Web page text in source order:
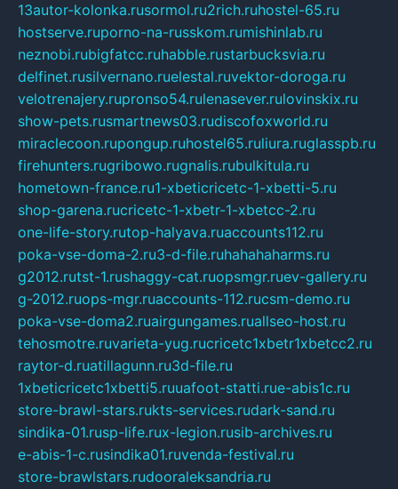
13autor-kolonka.rusormol.ru2rich.ruhostel-65.ru
hostserve.ruporno-na-russkom.rumishinlab.ru
neznobi.rubigfatcc.ruhabble.rustarbucksvia.ru
delfinet.rusilvernano.ruelestal.ruvektor-doroga.ru
velotrenajery.rupronso54.rulenasever.rulovinskix.ru
show-pets.rusmartnews03.rudiscofoxworld.ru
miraclecoon.rupongup.ruhostel65.ruliura.ruglasspb.ru
firehunters.rugribowo.rugnalis.rubulkitula.ru
hometown-france.ru1-xbeticricetc-1-xbetti-5.ru
shop-garena.rucricetc-1-xbetr-1-xbetcc-2.ru
one-life-story.rutop-halyava.ruaccounts112.ru
poka-vse-doma-2.ru3-d-file.ruhahahaharms.ru
g2012.rutst-1.rushaggy-cat.ruopsmgr.ruev-gallery.ru
g-2012.ruops-mgr.ruaccounts-112.rucsm-demo.ru
poka-vse-doma2.ruairgungames.ruallseo-host.ru
tehosmotre.ruvarieta-yug.rucricetc1xbetr1xbetcc2.ru
raytor-d.ruatillagunn.ru3d-file.ru
1xbeticricetc1xbetti5.ruuafoot-statti.rue-abis1c.ru
store-brawl-stars.rukts-services.rudark-sand.ru
sindika-01.rusp-life.rux-legion.rusib-archives.ru
e-abis-1-c.rusindika01.ruvenda-festival.ru
store-brawlstars.rudooraleksandria.ru